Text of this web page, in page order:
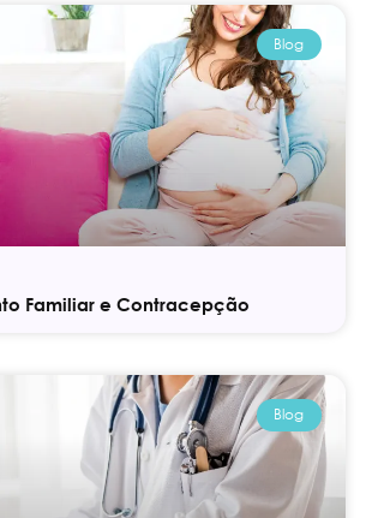
Blog
Familiar e Contracepção
Blog